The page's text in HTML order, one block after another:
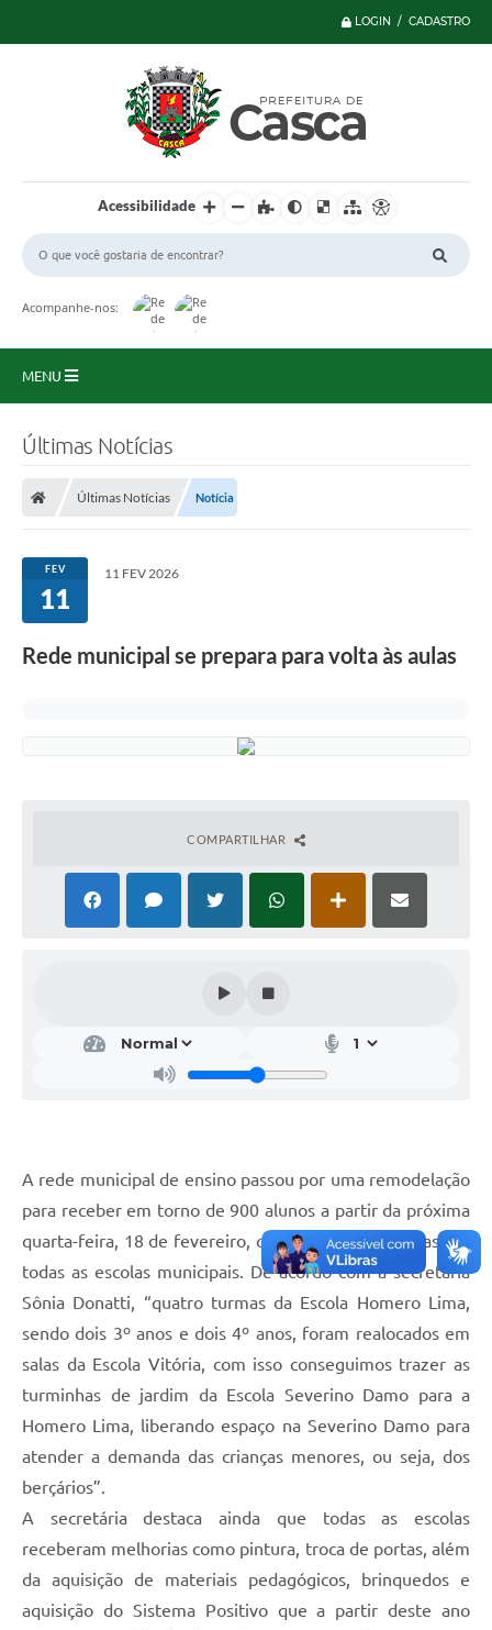
LOGIN / CADASTRO
Acessibilidade
Acompanhe-nos:
MENU
Cidadão
Governo
Ouvidoria
Audiências Públicas
Notícias
Galeria de Vídeos
Projetos
Últimas Notícias
Últimas Notícias Notícia
FEV
11
11 FEV 2026
Rede municipal se prepara para volta às aulas
COMPARTILHAR
A rede municipal de ensino passou por uma remodelação
para receber em torno de 900 alunos a partir da próxima
quarta-feira, 18 de fevereiro, quando iniciam as aulas em
todas as escolas municipais. De acordo com a secretária
Sônia Donatti, “quatro turmas da Escola Homero Lima,
sendo dois 3º anos e dois 4º anos, foram realocados em
salas da Escola Vitória, com isso conseguimos trazer as
turminhas de jardim da Escola Severino Damo para a
Homero Lima, liberando espaço na Severino Damo para
atender a demanda das crianças menores, ou seja, dos
berçários”.
A secretária destaca ainda que todas as escolas
receberam melhorias como pintura, troca de portas, além
da aquisição de materiais pedagógicos, brinquedos e
aquisição do Sistema Positivo que a partir deste ano